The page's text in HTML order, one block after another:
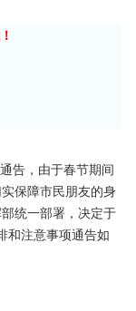
告，由于春节期间
保障市民朋友的身
统一部署，决定于
和注意事项通告如